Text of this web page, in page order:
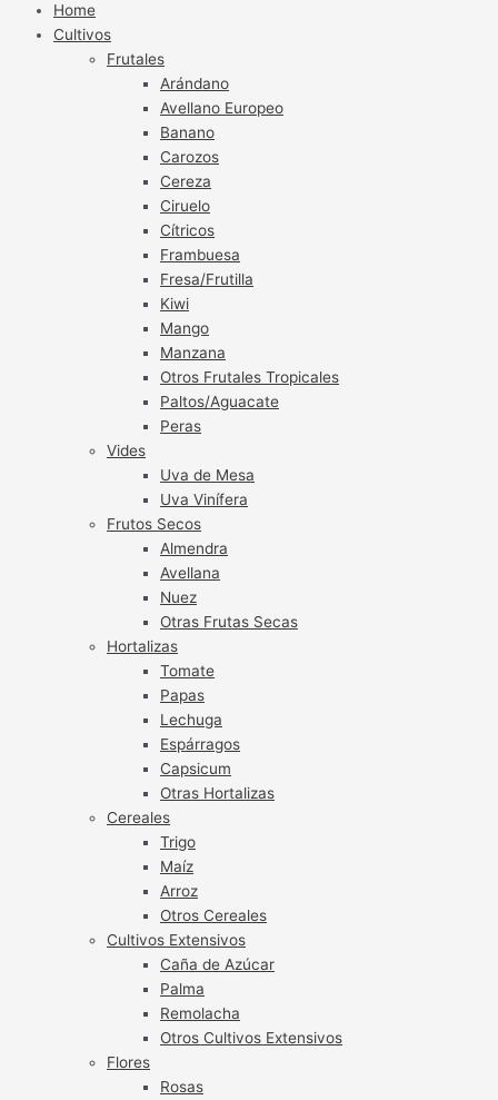
Home
Cultivos
Frutales
Arándano
Avellano Europeo
Banano
Carozos
Cereza
Ciruelo
Cítricos
Frambuesa
Fresa/Frutilla
Kiwi
Mango
Manzana
Otros Frutales Tropicales
Paltos/Aguacate
Peras
Vides
Uva de Mesa
Uva Vinífera
Frutos Secos
Almendra
Avellana
Nuez
Otras Frutas Secas
Hortalizas
Tomate
Papas
Lechuga
Espárragos
Capsicum
Otras Hortalizas
Cereales
Trigo
Maíz
Arroz
Otros Cereales
Cultivos Extensivos
Caña de Azúcar
Palma
Remolacha
Otros Cultivos Extensivos
Flores
Rosas